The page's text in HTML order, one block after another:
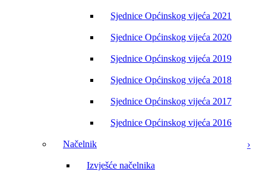
Sjednice Općinskog vijeća 2021
Sjednice Općinskog vijeća 2020
Sjednice Općinskog vijeća 2019
Sjednice Općinskog vijeća 2018
Sjednice Općinskog vijeća 2017
Sjednice Općinskog vijeća 2016
Načelnik
Izvješće načelnika